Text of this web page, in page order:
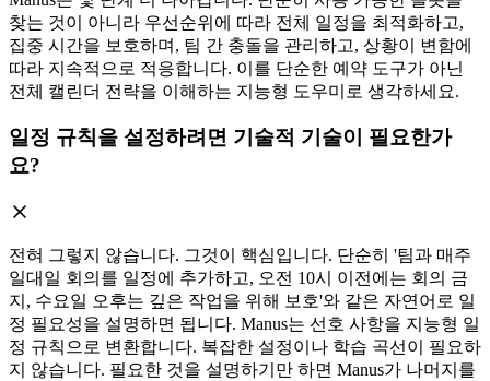
찾는 것이 아니라 우선순위에 따라 전체 일정을 최적화하고,
집중 시간을 보호하며, 팀 간 충돌을 관리하고, 상황이 변함에
따라 지속적으로 적응합니다. 이를 단순한 예약 도구가 아닌
전체 캘린더 전략을 이해하는 지능형 도우미로 생각하세요.
일정 규칙을 설정하려면 기술적 기술이 필요한가
요?
전혀 그렇지 않습니다. 그것이 핵심입니다. 단순히 '팀과 매주
일대일 회의를 일정에 추가하고, 오전 10시 이전에는 회의 금
지, 수요일 오후는 깊은 작업을 위해 보호'와 같은 자연어로 일
정 필요성을 설명하면 됩니다. Manus는 선호 사항을 지능형 일
정 규칙으로 변환합니다. 복잡한 설정이나 학습 곡선이 필요하
지 않습니다. 필요한 것을 설명하기만 하면 Manus가 나머지를